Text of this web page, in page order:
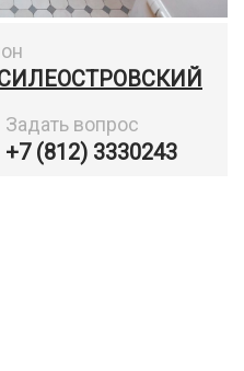
Задать вопрос
+7 (812) 3330243